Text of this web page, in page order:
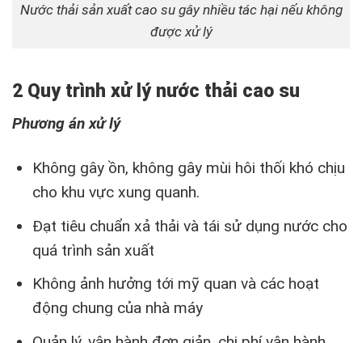
Nước thải sản xuất cao su gây nhiều tác hại nếu không
được xử lý
2 Quy trình xử lý nước thải cao su
Phương án xử lý
Không gây ồn, không gây mùi hôi thối khó chịu
cho khu vực xung quanh.
Đạt tiêu chuẩn xả thải và tái sử dụng nước cho
quá trình sản xuất
Không ảnh hưởng tới mỹ quan và các hoạt
động chung của nhà máy